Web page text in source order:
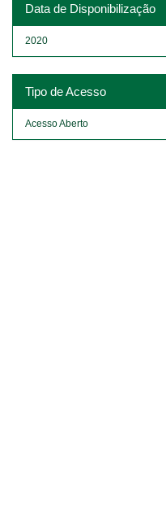
Data de Disponibilização
2020
Tipo de Acesso
Acesso Aberto